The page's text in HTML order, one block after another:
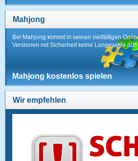
Mahjong
Bei Mahjong kommt in seinen vielfältigen
Versionen mit Sicherheit keine Langeweile auf!
Mahjong kostenlos spielen
Wir empfehlen